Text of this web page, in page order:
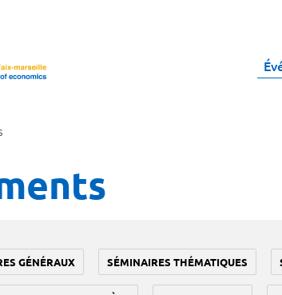
GÉNÉRAUX SÉMINAIRES THÉMATIQUES